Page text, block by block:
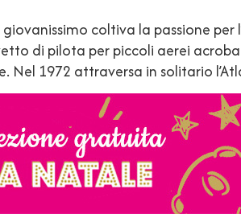
coltiva la passione
di pilota per piccoli aerei
Nel 1972 attraversa in solitario